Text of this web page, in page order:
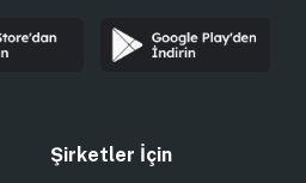
Şirketler İçin